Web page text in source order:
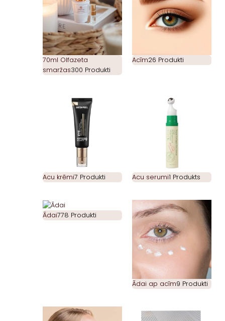
70ml Olfazeta
smaržas300 Produkti
Acīm26 Produkti
Acu krēmi7 Produkti Acu serumi1 Produkts
Ādai778 Produkti
Ādai ap acīm9 Produkti